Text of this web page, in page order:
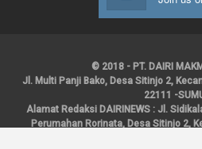
© 2018 - PT. DAIRI
Jl. Multi Panji Bako, Desa Sitinjo 2,
22111 -
Alamat Redaksi DAIRINEWS : Jl.
Perumahan Rorinata, Desa Sitinjo 2,